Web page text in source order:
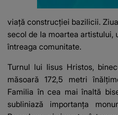
viață construcției bazilicii.
secol de la moartea artistului,
întreaga comunitate.
Turnul lui Iisus Hristos,
măsoară 172,5 metri
Familia în cea mai înaltă
subliniază importanța